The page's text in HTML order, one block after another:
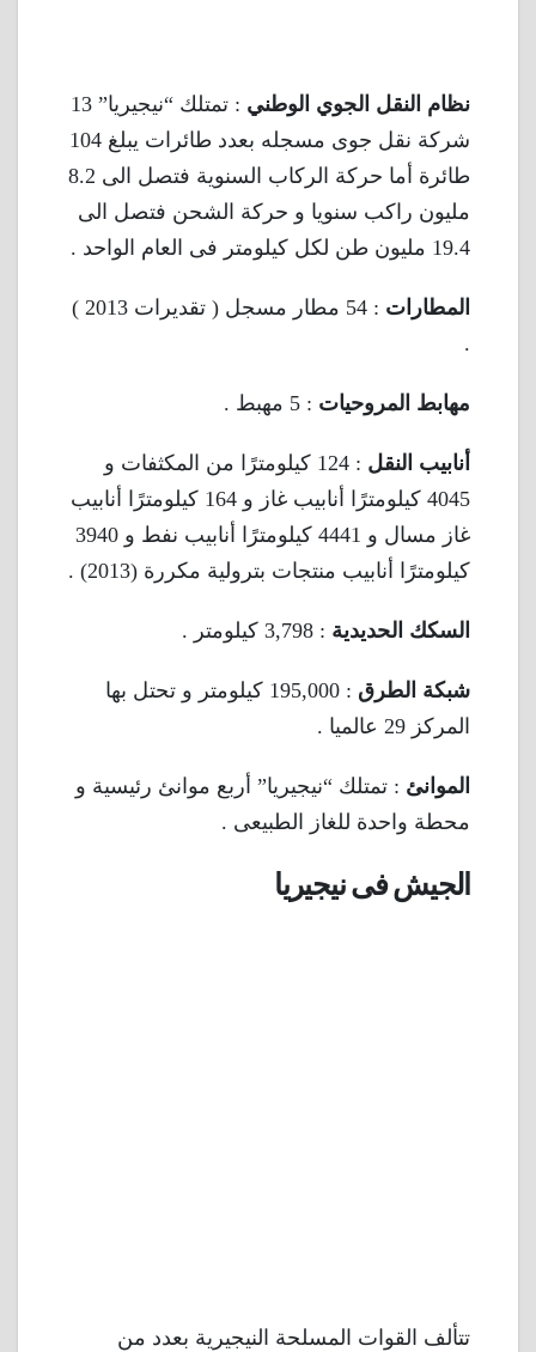
نظام النقل الجوي الوطني
: تمتلك “نيجيريا” 13
شركة نقل جوى مسجله بعدد طائرات يبلغ 104
طائرة أما حركة الركاب السنوية فتصل الى 8.2
مليون راكب سنويا و حركة الشحن فتصل الى
19.4 مليون طن لكل كيلومتر فى العام الواحد .
المطارات
: 54 مطار مسجل ( تقديرات 2013 )
.
مهابط المروحيات : 5 مهبط .
أنابيب النقل
: 124 كيلومترًا من المكثفات و
4045 كيلومترًا أنابيب غاز و 164 كيلومترًا أنابيب
غاز مسال و 4441 كيلومترًا أنابيب نفط و 3940
كيلومترًا أنابيب منتجات بترولية مكررة (2013) .
السكك الحديدية : 3,798 كيلومتر .
شبكة الطرق
: 195,000 كيلومتر و تحتل بها
المركز 29 عالميا .
الموانئ : تمتلك “نيجيريا” أربع موانئ رئيسية و
محطة واحدة للغاز الطبيعى .
الجيش فى نيجيريا
تتألف القوات المسلحة النيجيرية بعدد من